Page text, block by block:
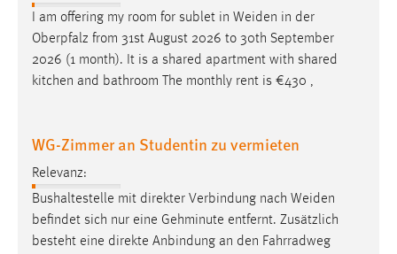
I am offering my room for sublet in Weiden in der
Oberpfalz from 31st August 2026 to 30th September
2026 (1 month). It is a shared apartment with shared
kitchen and bathroom The monthly rent is €430 ,
WG-Zimmer an Studentin zu vermieten
Relevanz:
Bushaltestelle mit direkter Verbindung nach Weiden
befindet sich nur eine Gehminute entfernt. Zusätzlich
besteht eine direkte Anbindung an den Fahrradweg